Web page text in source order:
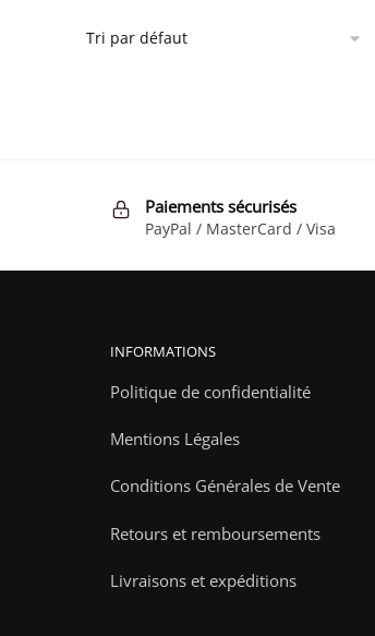
sur
la
page
Paiements sécurisés
PayPal / MasterCard / Visa
INFORMATIONS
Politique de confidentialité
Mentions Légales
Conditions Générales de Vente
Retours et remboursements
Livraisons et expéditions